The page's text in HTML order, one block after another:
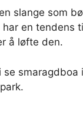
slange som
en tendens
å løfte den.
se smaragdboa i